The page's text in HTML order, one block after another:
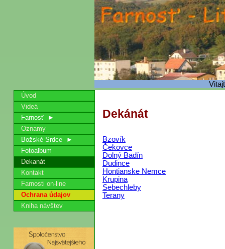
Dekánát
Bzovík
Čekovce
Dolný Badín
Dudince
Hontianske Nemce
Krupina
Sebechleby
Terany
Úvod
Videá
Farnosť ►
Oznamy
Božské Srdce ►
Fotoalbum
Dekanát
Kontakt
Farnosti on-line
Ochrana údajov
Kniha návštev